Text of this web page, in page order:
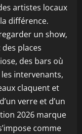
artistes locaux
différence.
un show,
places
des bars où
intervenants,
claquent et
verre et d’un
2026 marque
comme